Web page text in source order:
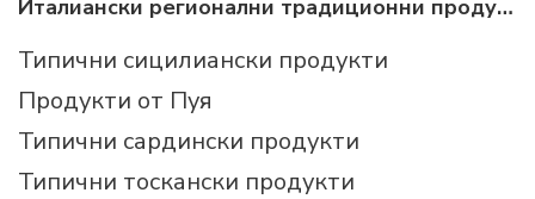
Италиански регионални традиционни продукти
Типични сицилиански продукти
Продукти от Пуя
Типични сардински продукти
Типични тоскански продукти